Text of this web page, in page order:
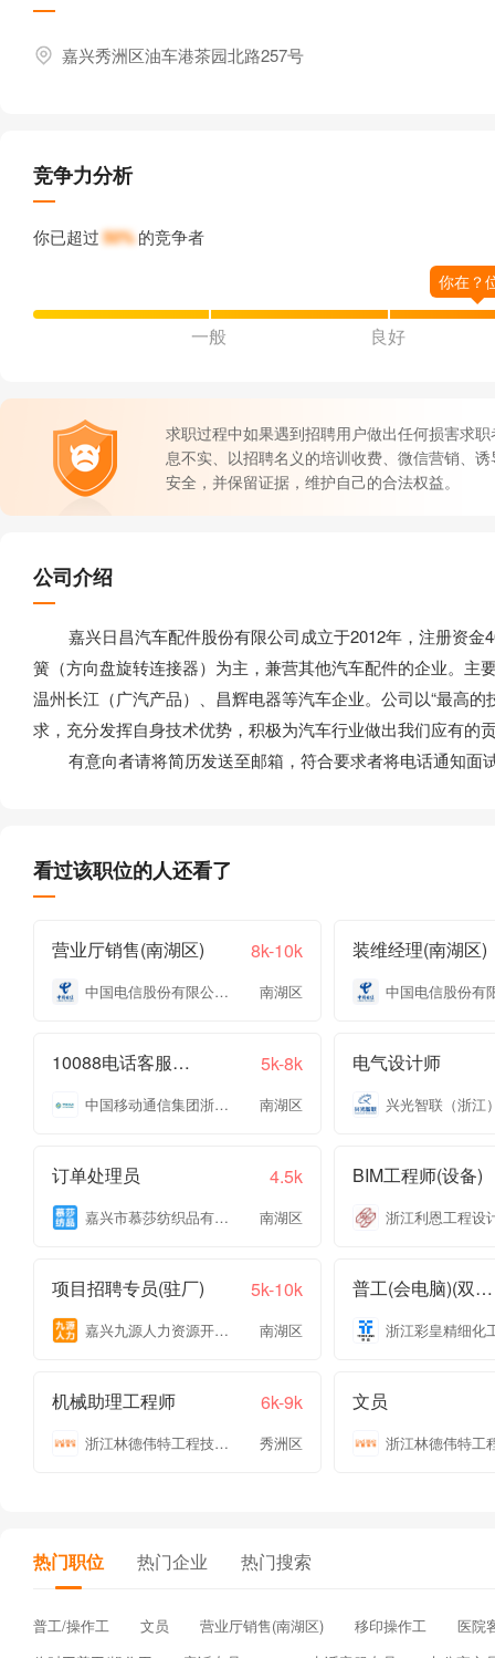
嘉兴秀洲区油车港茶园北路257号
竞争力分析
你已超过50%的竞争者
一般 良好
求职过程中如果遇到招聘用户做出任何损害求
息不实、以招聘名义的培训收费、微信营销、
安全，并保留证据，维护自己的合法权益。
公司介绍
嘉兴日昌汽车配件股份有限公司成立于2012年，注册资金
簧（方向盘旋转连接器）为主，兼营其他汽车配件的企业。主
温州长江（广汽产品）、昌辉电器等汽车企业。公司以“最高
求，充分发挥自身技术优势，积极为汽车行业做出我们应有的
有意向者请将简历发送至邮箱，符合要求者将电话通知面
看过该职位的人还看了
营业厅销售(南湖区) 8k-10k
中国电信股份有限公司嘉兴分公司 南湖区
装维经理(南湖区)
10088电话客服专员 5k-8k
中国移动通信集团浙江有限公司嘉兴分公司 南湖区
电气设计师
订单处理员 4.5k
嘉兴市慕莎纺织品有限公司 南湖区
BIM工程师(设备)
项目招聘专员(驻厂) 5k-10k
嘉兴九源人力资源开发有限公司 南湖区
普工(会电脑)(双休+五险一金)
机械助理工程师 6k-9k
浙江林德伟特工程技术有限公司 秀洲区
文员
热门职位 热门企业 热门搜索
普工/操作工 文员 营业厅销售(南湖区) 移印操作工
医院